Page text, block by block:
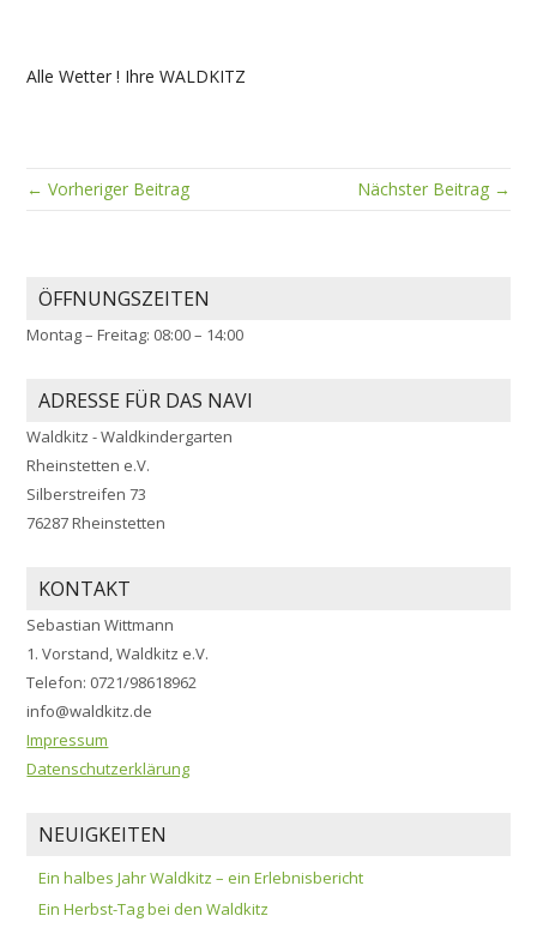
Alle Wetter ! Ihre WALDKITZ
← Vorheriger Beitrag Nächster Beitrag →
ÖFFNUNGSZEITEN
Montag – Freitag: 08:00 – 14:00
ADRESSE FÜR DAS NAVI
Waldkitz - Waldkindergarten
Rheinstetten e.V.
Silberstreifen 73
76287 Rheinstetten
KONTAKT
Sebastian Wittmann
1. Vorstand, Waldkitz e.V.
Telefon: 0721/98618962
info@waldkitz.de
Impressum
Datenschutzerklärung
NEUIGKEITEN
Ein halbes Jahr Waldkitz – ein Erlebnisbericht
Ein Herbst-Tag bei den Waldkitz